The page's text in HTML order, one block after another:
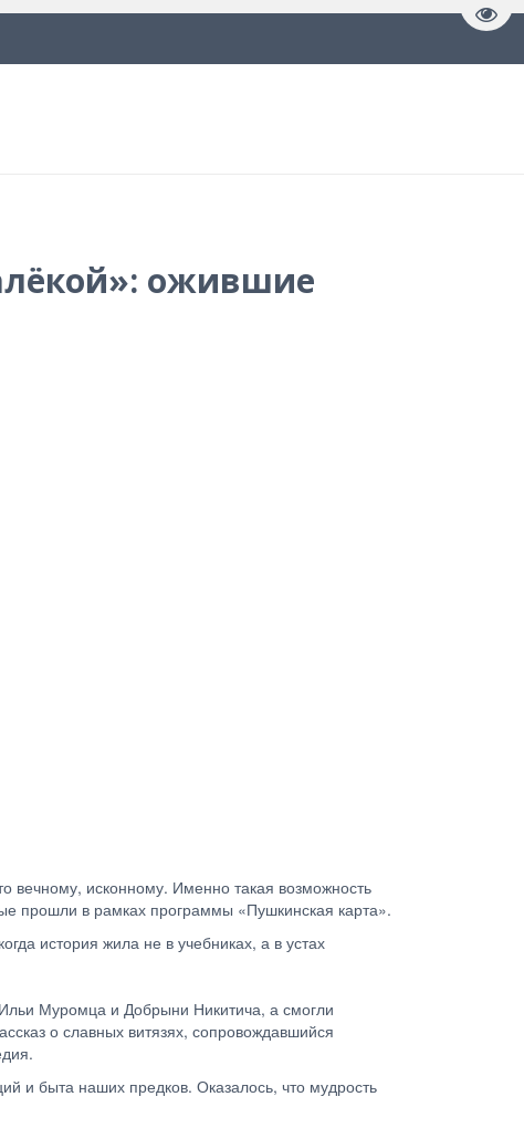
ожившие
вечному, исконному. Именно такая возможность
прошли в рамках программы «Пушкинская карта».
история жила не в учебниках, а в устах
Муромца и Добрыни Никитича, а смогли
о славных витязях, сопровождавшийся
и быта наших предков. Оказалось, что мудрость